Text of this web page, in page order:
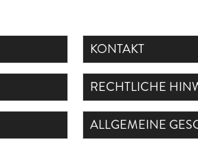
KONTAKT
RECHTLICHE
ALLGEMEINE